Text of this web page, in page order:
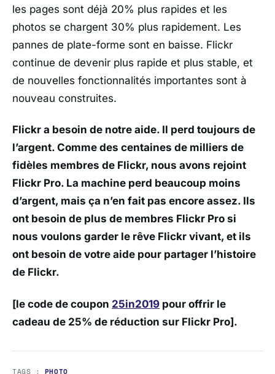
les pages sont déjà 20% plus rapides et les
photos se chargent 30% plus rapidement. Les
pannes de plate-forme sont en baisse. Flickr
continue de devenir plus rapide et plus stable, et
de nouvelles fonctionnalités importantes sont à
nouveau construites.
Flickr a besoin de notre aide. Il perd toujours de
l’argent. Comme des centaines de milliers de
fidèles membres de Flickr, nous avons rejoint
Flickr Pro. La machine perd beaucoup moins
d’argent, mais ça n’en fait pas encore assez. Ils
ont besoin de plus de membres Flickr Pro si
nous voulons garder le rêve Flickr vivant, et ils
ont besoin de votre aide pour partager l’histoire
de Flickr.
[le code de coupon 25in2019 pour offrir le
cadeau de 25% de réduction sur Flickr Pro].
TAGS : PHOTO